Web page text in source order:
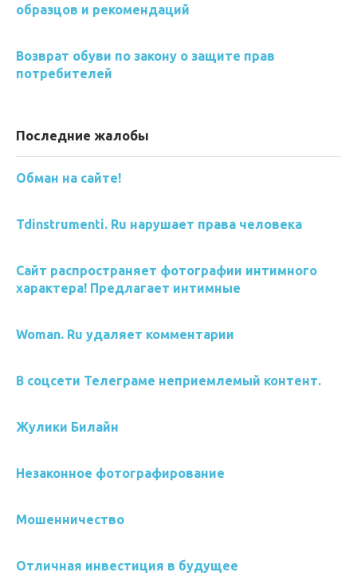
образцов и рекомендаций
Возврат обуви по закону о защите прав
потребителей
Последние жалобы
Обман на сайте!
Tdinstrumenti. Ru нарушает права человека
Сайт распространяет фотографии интимного
характера! Предлагает интимные
Woman. Ru удаляет комментарии
В соцсети Телеграме неприемлемый контент.
Жулики Билайн
Незаконное фотографирование
Мошенничество
Отличная инвестиция в будущее